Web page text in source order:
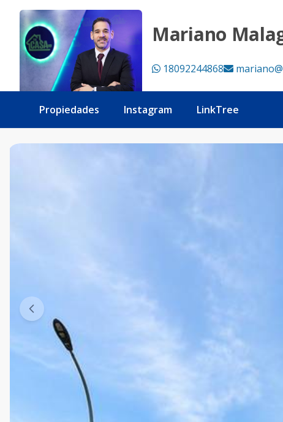
Mariano
18092244868
Propiedades Instagram LinkTree
TERRENO EXCLUSIVO EN VENTA 📍 Cocotal Golf & Country